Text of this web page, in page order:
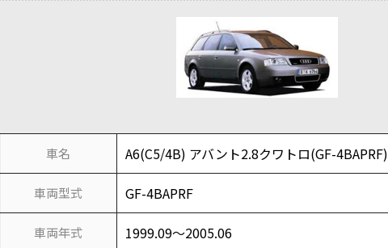
車名 A6(C5/4B) アバント2.8クワトロ(GF-4BAPRF)
車両型式 GF-4BAPRF
車両年式 1999.09～2005.06